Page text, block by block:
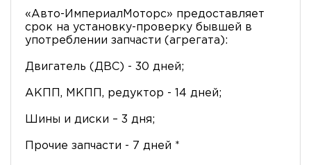
«Авто-ИмпериалМоторс» предоставляет
срок на установку-проверку бывшей в
употреблении запчасти (агрегата):
Двигатель (ДВС) - 30 дней;
АКПП, МКПП, редуктор - 14 дней;
Шины и диски – 3 дня;
Прочие запчасти - 7 дней *